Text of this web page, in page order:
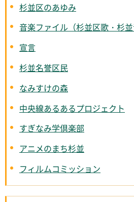
杉並区のあゆみ
音楽ファイル（杉並区歌・杉並
宣言
杉並名誉区民
なみすけの森
中央線あるあるプロジェクト
すぎなみ学倶楽部
アニメのまち杉並
フィルムコミッション